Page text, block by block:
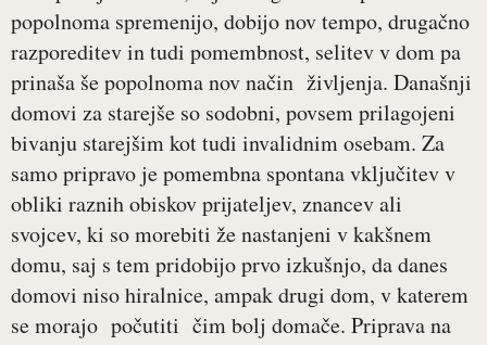
popolnoma spremenijo, dobijo nov tempo, drugačno
razporeditev in tudi pomembnost, selitev v dom pa
prinaša še popolnoma nov način življenja. Današnji
domovi za starejše so sodobni, povsem prilagojeni
bivanju starejšim kot tudi invalidnim osebam. Za
samo pripravo je pomembna spontana vključitev v
obliki raznih obiskov prijateljev, znancev ali
svojcev, ki so morebiti že nastanjeni v kakšnem
domu, saj s tem pridobijo prvo izkušnjo, da danes
domovi niso hiralnice, ampak drugi dom, v katerem
se morajo počutiti čim bolj domače. Priprava na